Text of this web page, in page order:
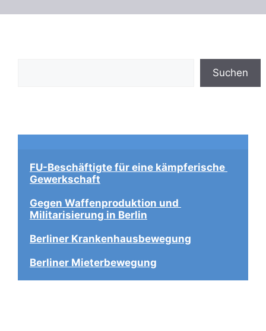
Suchen
FU-Beschäftigte für eine kämpferische
Gewerkschaft
Gegen Waffenproduktion und
Militarisierung in Berlin
Berliner Krankenhausbewegung
Berliner Mieterbewegung